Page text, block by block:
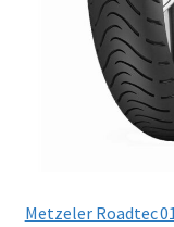
Metzeler Roadtec 01